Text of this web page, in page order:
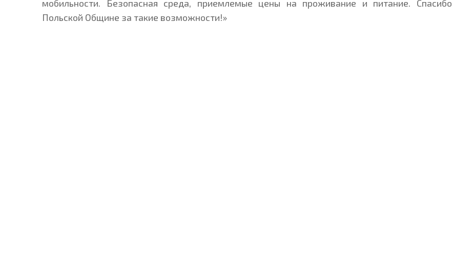
мобильности. Безопасная среда, приемлемые цены на проживание и питание. Спасибо
Польской Общине за такие возможности!»